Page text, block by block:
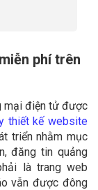
phí trên
mại điện tử được
thiết kế website
triển nhằm mục
đăng tin quảng
là trang web
vẫn được đông